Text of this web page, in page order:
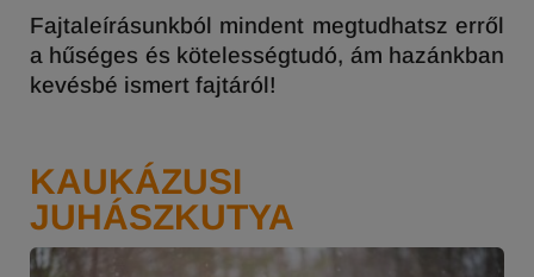
Fajtaleírásunkból mindent megtudhatsz erről
a hűséges és kötelességtudó, ám hazánkban
kevésbé ismert fajtáról!
KAUKÁZUSI
JUHÁSZKUTYA